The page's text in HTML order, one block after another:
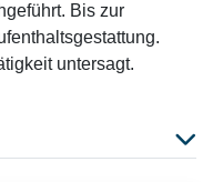
Bis zur
untersagt.